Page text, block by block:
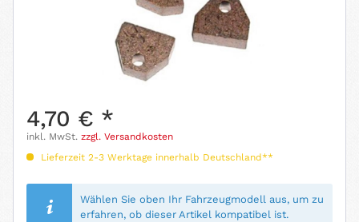
4,70 € *
inkl. MwSt. zzgl. Versandkosten
Lieferzeit 2-3 Werktage innerhalb Deutschland**
Wählen Sie oben Ihr Fahrzeugmodell aus, um zu
erfahren, ob dieser Artikel kompatibel ist.